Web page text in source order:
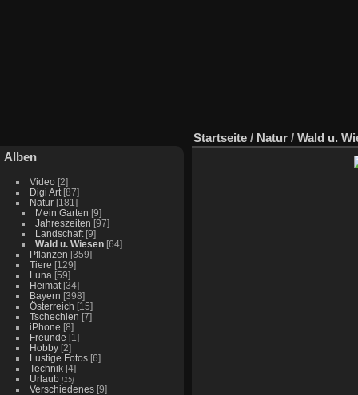
Alben
Video[2]
Digi Art[87]
Natur[181]
Mein Garten [9]
Jahreszeiten [97]
Landschaft[9]
Wald u. Wiesen[64]
Pflanzen [359]
Tiere [129]
Luna [59]
Heimat[34]
Bayern [398]
Österreich [15]
Tschechien [7]
iPhone [8]
Freunde [1]
Hobby[2]
Lustige Fotos[6]
Technik[4]
Urlaub[15]
Verschiedenes[9]
Startseite / Natur / Wald u.